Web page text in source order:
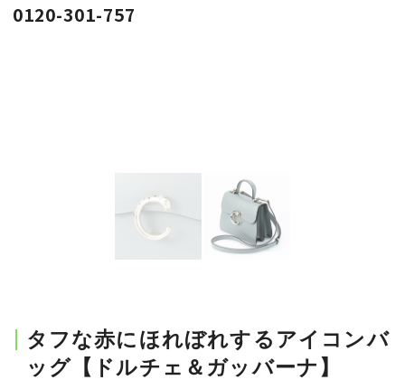
0120-301-757
タフな赤にほれぼれするアイコンバ
ッグ【ドルチェ＆ガッバーナ】